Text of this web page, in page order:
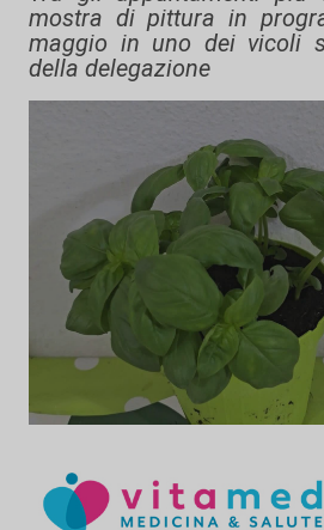
mostra di pittura in
maggio in uno dei vicoli
della delegazione